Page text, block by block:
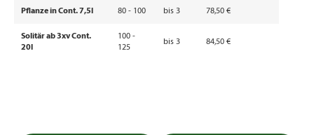
Pflanze in Cont. 7,5l 80 - 100 bis 3 78,50 €
Solitär ab 3xv Cont.
20l
100 -
125
bis 3 84,50 €